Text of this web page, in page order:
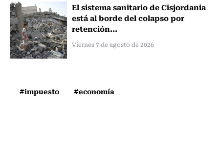
El sistema sanitario de Cisjordania
está al borde del colapso por
retención...
Viernes 7 de agosto de 2026
#impuesto #economía